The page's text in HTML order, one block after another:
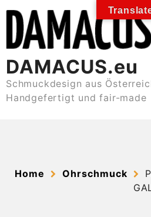
content
DAMACUS.eu
Schmuckdesign aus
Handgefertigt und fair-made
Home Ohrschmuck